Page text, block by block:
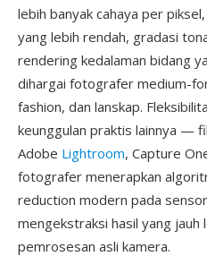
lebih banyak cahaya per
yang lebih rendah, gradasi
rendering kedalaman bidang
dihargai fotografer medium-
fashion, dan lanskap.
keunggulan praktis lainnya —
Adobe Lightroom, Capture
fotografer menerapkan
reduction modern pada
mengekstraksi hasil yang jauh
pemrosesan asli kamera.